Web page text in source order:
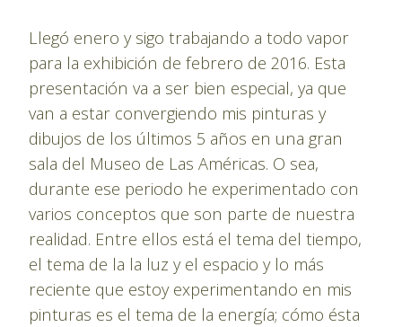
Llegó enero y sigo trabajando a todo vapor
para la exhibición de febrero de 2016. Esta
presentación va a ser bien especial, ya que
van a estar convergiendo mis pinturas y
dibujos de los últimos 5 años en una gran
sala del Museo de Las Américas. O sea,
durante ese periodo he experimentado con
varios conceptos que son parte de nuestra
realidad. Entre ellos está el tema del tiempo,
el tema de la la luz y el espacio y lo más
reciente que estoy experimentando en mis
pinturas es el tema de la energía; cómo ésta